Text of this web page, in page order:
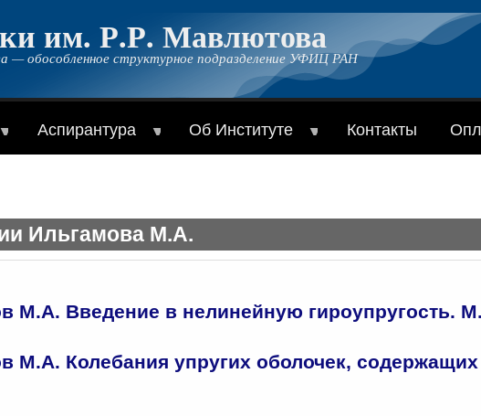
им. Р.Р. Мавлютова
обособленное структурное подразделение УФИЦ РАН
Аспирантура Об Институте Контакты
Ильгамова М.А.
М.А. Введение в нелинейную гироупругость.
М.А. Колебания упругих оболочек,